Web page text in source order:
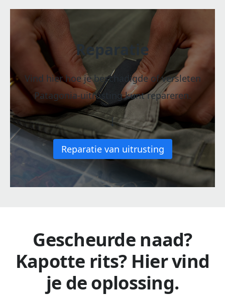
Reparatie
Vind hier hoe je beschadigde of versleten
Patagonia-uitrusting kunt repareren.
↓
Reparatie van uitrusting
Gescheurde naad?
Kapotte rits? Hier vind
je de oplossing.